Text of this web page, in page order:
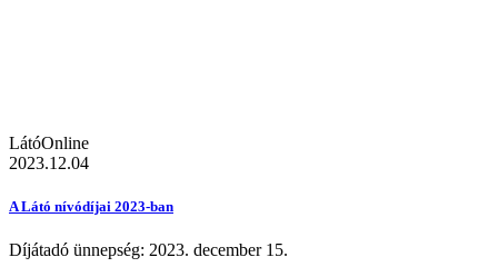
LátóOnline
2023.12.04
A Látó nívódíjai 2023-ban
Díjátadó ünnepség: 2023. december 15.